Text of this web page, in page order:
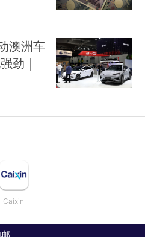
澳洲车
劲｜
Caixin